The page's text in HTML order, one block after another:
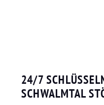
24/7
SCHWALMTAL